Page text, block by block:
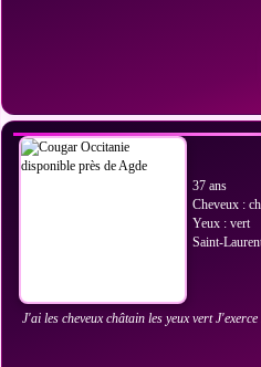
37 ans
Cheveux :
Yeux : vert
Saint-
J'ai les cheveux châtain les yeux vert